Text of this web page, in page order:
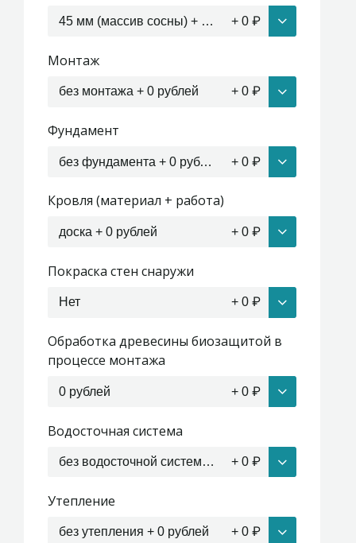
45 мм (массив сосны) + 0 рублей + 0 ₽
Монтаж
без монтажа + 0 рублей + 0 ₽
Фундамент
без фундамента + 0 рублей + 0 ₽
Кровля (материал + работа)
доска + 0 рублей + 0 ₽
Покраска стен снаружи
Нет + 0 ₽
Обработка древесины биозащитой в
процессе монтажа
0 рублей + 0 ₽
Водосточная система
без водосточной системы + 0 рублей + 0 ₽
Утепление
без утепления + 0 рублей + 0 ₽